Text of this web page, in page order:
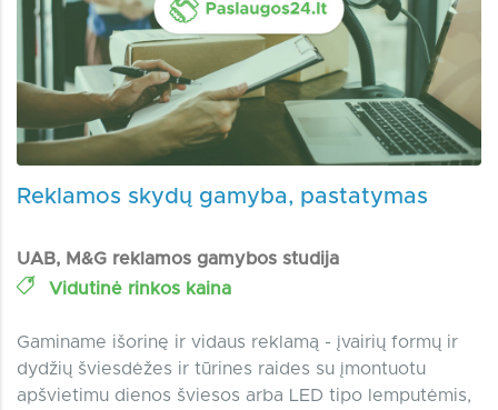
Reklamos skydų gamyba, pastatymas
UAB, M&G reklamos gamybos studija
Vidutinė rinkos kaina
Gaminame išorinę ir vidaus reklamą - įvairių formų ir
dydžių šviesdėžes ir tūrines raides su įmontuotu
apšvietimu dienos šviesos arba LED tipo lemputėmis,